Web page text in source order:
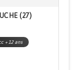
(27)
+12 ans